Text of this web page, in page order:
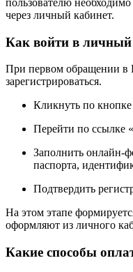
пользователю
через личный кабинет.
Как войти в
При первом обращении в
зарегистрироваться.
Кликнуть по
Перейти по ссылке
Заполнить онлайн-
паспорта,
Подтвердить
На этом этапе
оформляют из личного
Какие способы